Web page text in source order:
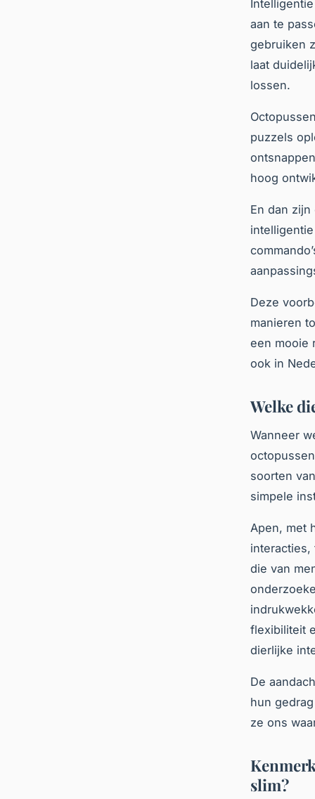
aan te
gebruiken
laat
lossen.
puzzels
hoog
En dan
Deze
manieren
een mooie
ook in
Welke
Wanneer
soorten
simpele
Apen, met
die van
flexibiliteit
dierlijke
De
hun
ze ons
slim?